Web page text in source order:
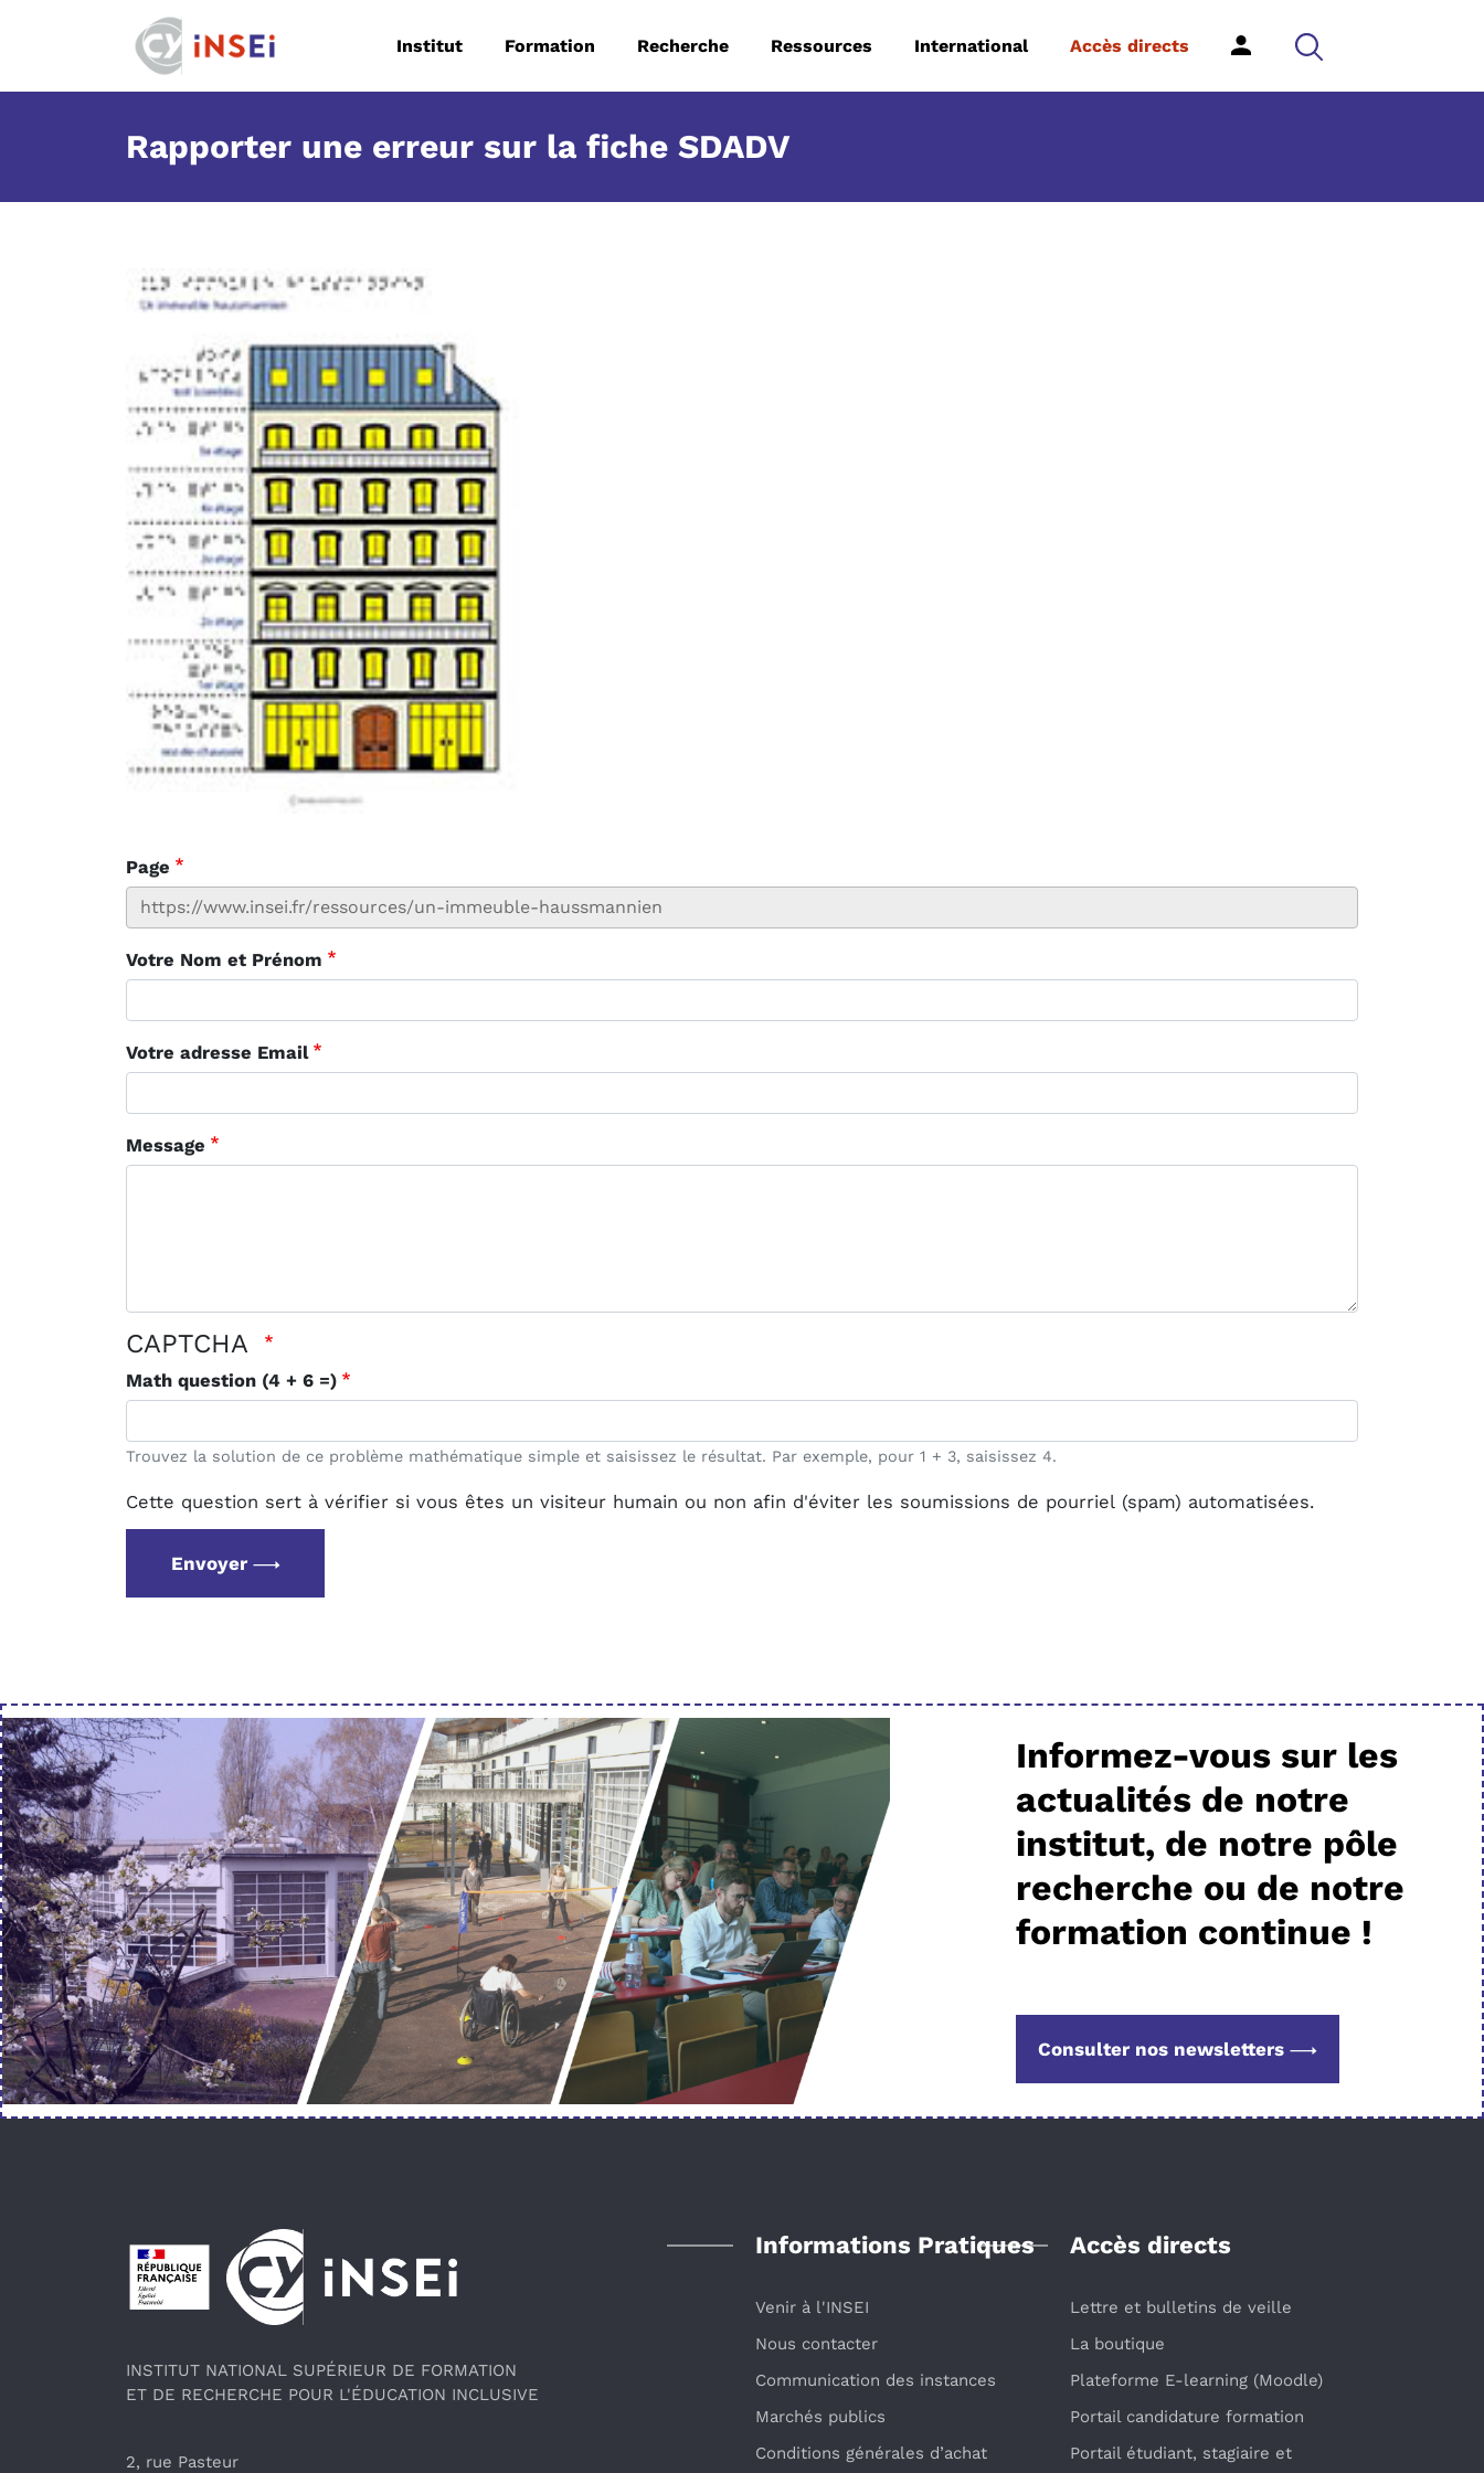
Institut Formation Recherche Ressources International Accès directs
Rapporter une erreur sur la fiche SDADV
Page
Votre Nom et Prénom
Votre adresse Email
Message
CAPTCHA
Math question (4 + 6 =)
Trouvez la solution de ce problème mathématique simple et saisissez le résultat. Par exemple, pour 1 + 3, saisissez 4.
Cette question sert à vérifier si vous êtes un visiteur humain ou non afin d'éviter les soumissions de pourriel (spam) automatisées.
Envoyer
Informez-vous sur les
actualités de notre
institut, de notre pôle
recherche ou de notre
formation continue !
Consulter nos newsletters
Pied de page
INSTITUT NATIONAL SUPÉRIEUR DE FORMATION
ET DE RECHERCHE POUR L'ÉDUCATION INCLUSIVE
2, rue Pasteur
Informations Pratiques
Venir à l'INSEI
Nous contacter
Communication des instances
Marchés publics
Conditions générales d’achat
Accès directs
Lettre et bulletins de veille
La boutique
Plateforme E-learning (Moodle)
Portail candidature formation
Portail étudiant, stagiaire et